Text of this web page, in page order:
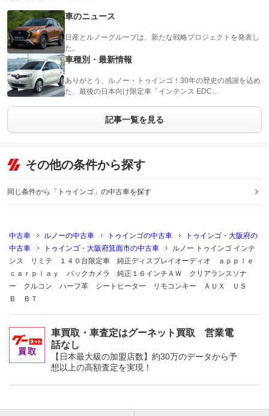
車のニュース
日産とルノーグループは、新たな戦略プロジェクトを発表し
た。
車種別・最新情報
ありがとう、ルノー・トゥインゴ！30年の歴史の感謝を込め
た、最後の日本向け限定車「インテンス EDC…
記事一覧を見る
その他の条件から探す
同じ条件から「トゥインゴ」の中古車を探す
中古車 ルノーの中古車 トゥインゴの中古車
トゥインゴ・大阪府の
中古車
トゥインゴ・大阪府箕面市の中古車
ルノー トゥインゴ インテ
ンス リミテ １４０台限定車 純正ディスプレイオーディオ ａｐｐｌｅ
ｃａｒｐｌａｙ バックカメラ 純正１６インチＡＷ クリアランスソナ
ー クルコン ハーフ革 シートヒーター リモコンキー ＡＵＸ ＵＳ
Ｂ ＢＴ
車買取・車査定はグーネット買取 営業電
話なし
【日本最大級の加盟店数】約30万のデータから予
想以上の高額査定を実現！